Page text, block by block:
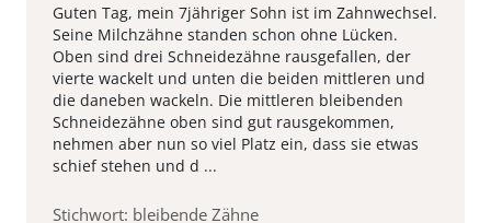
Guten Tag, mein 7jähriger Sohn ist im Zahnwechsel.
Seine Milchzähne standen schon ohne Lücken.
Oben sind drei Schneidezähne rausgefallen, der
vierte wackelt und unten die beiden mittleren und
die daneben wackeln. Die mittleren bleibenden
Schneidezähne oben sind gut rausgekommen,
nehmen aber nun so viel Platz ein, dass sie etwas
schief stehen und d ...
Stichwort: bleibende Zähne